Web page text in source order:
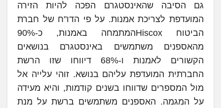
גם הסיבה שהאינסטגרם הפכה להיות הזירה
המועדפת לצריכת אמנות. על פי הדו"ח של חברת
הביטוח Hiscoxהמתמחה באמנות, כ-90%
מהאספנים משתמשים באינסטגרם בנושאים
הקשורים לאמנות ו-68% דיווחו שזו הרשת
החברתית המועדפת עליהם בנושא. זוהי עלייה אל
מול המספרים שדווחו בשנים קודמות, והיא מעידה
על המגמה. האספנים משתמשים ברשת על מנת